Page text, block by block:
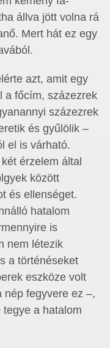
állva jött volna rá
Mert hát ez egy
azt, amit egy
a főcím, százezrek
százezrek
és gyűlölik –
el is várható.
érzelem által
között
és ellenséget.
hatalom
is
nem létezik
a történéseket
eszköze volt
nép fegyvere ez –,
a hatalom